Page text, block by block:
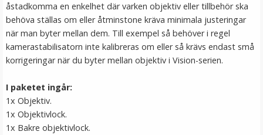
★★★★★
LÄGG I VARUKORG
åstadkomma en enkelhet där varken objektiv eller tillbehör ska
behöva ställas om eller åtminstone kräva minimala justeringar
när man byter mellan dem. Till exempel så behöver i regel
kamerastabilisatorn inte kalibreras om eller så krävs endast små
korrigeringar när du byter mellan objektiv i Vision-serien.
I paketet ingår:
1x Objektiv.
1x Objektivlock.
1x Bakre objektivlock.